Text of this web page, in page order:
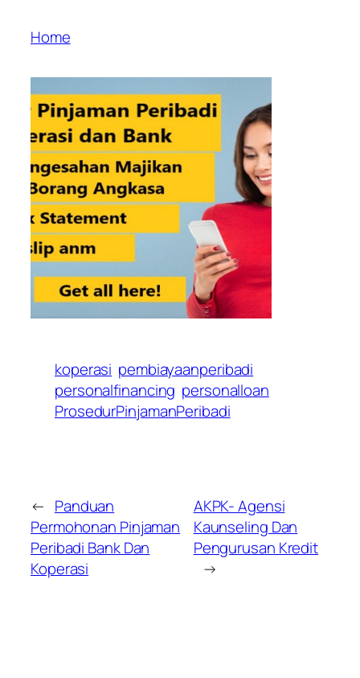
Home
koperasi pembiayaanperibadi
personalfinancing personalloan
ProsedurPinjamanPeribadi
← Panduan
Permohonan Pinjaman
Peribadi Bank Dan
Koperasi
AKPK- Agensi
Kaunseling Dan
Pengurusan Kredit
→